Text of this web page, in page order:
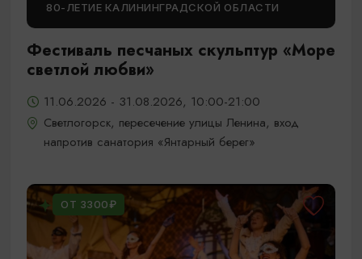
80-ЛЕТИЕ КАЛИНИНГРАДСКОЙ ОБЛАСТИ
Фестиваль песчаных скульптур «Море
светлой любви»
11.06.2026 - 31.08.2026, 10:00-21:00
Светлогорск, пересечение улицы Ленина, вход
напротив санатория «Янтарный берег»
ОТ 3300₽